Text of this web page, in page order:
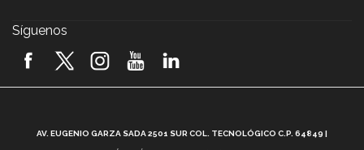
2026! (video)
Síguenos
AV. EUGENIO GARZA SADA 2501 SUR COL. TECNOLÓGICO C.P. 64849 |